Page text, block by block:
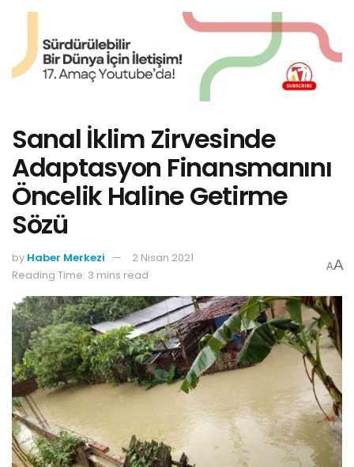
Sanal İklim Zirvesinde
Adaptasyon Finansmanını
Öncelik Haline Getirme
Sözü
by Haber Merkezi
2 Nisan 2021
Reading Time: 3 mins read
AA